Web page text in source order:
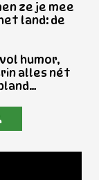
ze je mee
land: de
humor,
alles nét